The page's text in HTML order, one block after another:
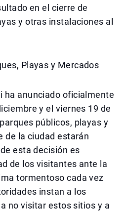
en el cierre de
y otras instalaciones al
Playas y Mercados
ha anunciado oficialmente
y el viernes 19 de
públicos, playas y
de la ciudad estarán
esta decisión es
de los visitantes ante la
tormentoso cada vez
instan a los
no visitar estos sitios y a